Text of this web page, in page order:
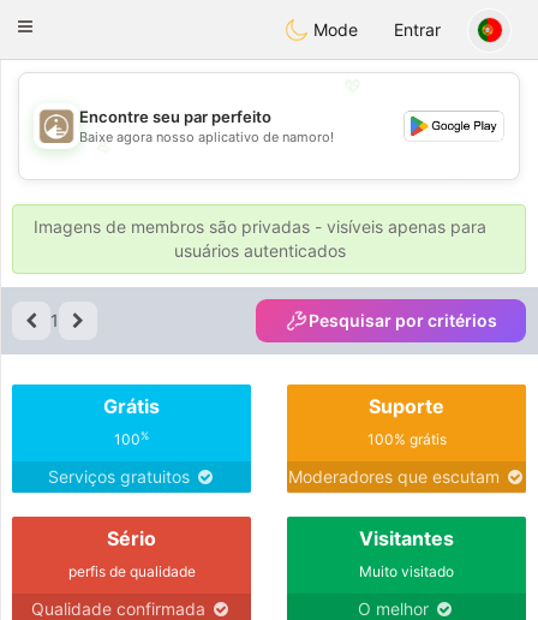
ahebik
Toggle
Mode Entrar
💖
💕
💕
Encontre seu par perfeito
Baixe agora nosso aplicativo de namoro!
Imagens de membros são privadas - visíveis apenas para
usuários autenticados
1 Pesquisar por critérios
Grátis
100%
Serviços gratuitos
Suporte
100% grátis
Moderadores que escutam
Sério
perfis de qualidade
Qualidade confirmada
Visitantes
Muito visitado
O melhor